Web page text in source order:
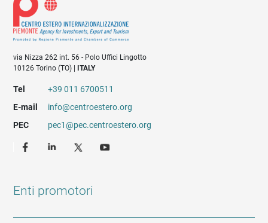
via Nizza 262 int. 56 - Polo Uffici Lingotto
10126 Torino (TO) |
ITALY
Tel
+39 011 6700511
E-mail
info@centroestero.org
PEC
pec1@pec.centroestero.org
Enti promotori